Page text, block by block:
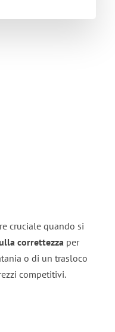
cruciale quando si
correttezza per
o di un trasloco
competitivi.